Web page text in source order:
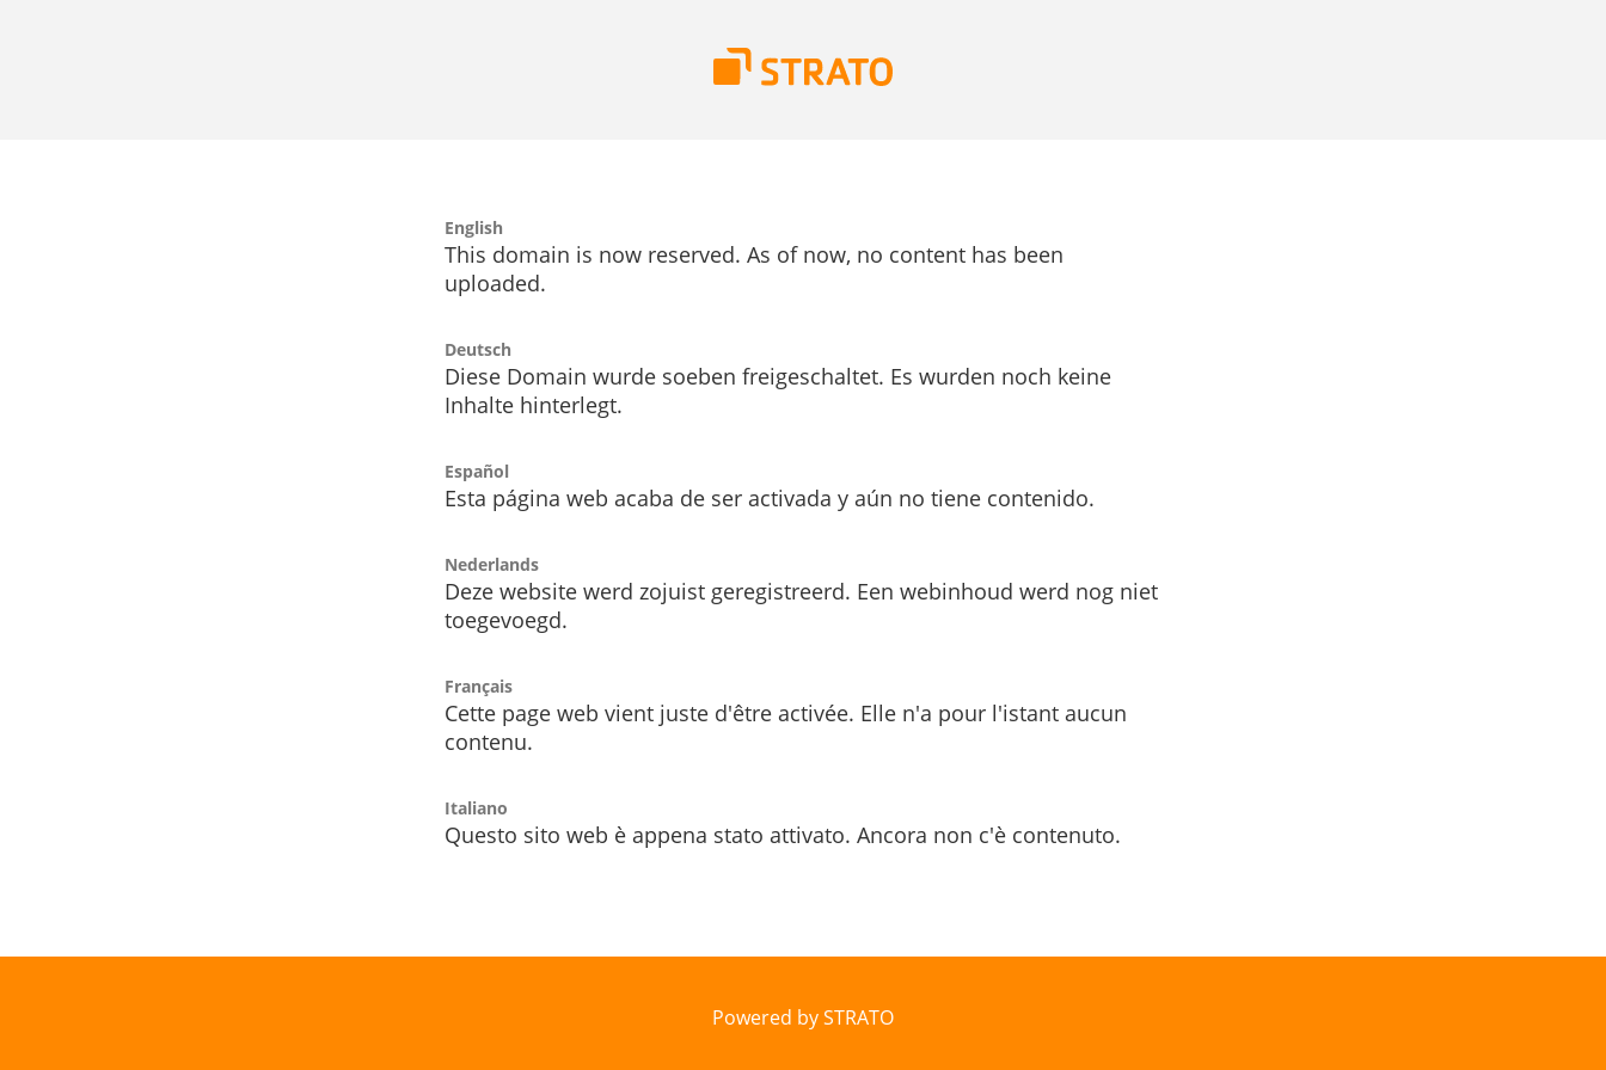
English
This domain is now reserved. As of now, no content has been
uploaded.
Deutsch
Diese Domain wurde soeben freigeschaltet. Es wurden noch keine
Inhalte hinterlegt.
Español
Esta página web acaba de ser activada y aún no tiene contenido.
Nederlands
Deze website werd zojuist geregistreerd. Een webinhoud werd nog niet
toegevoegd.
Français
Cette page web vient juste d'être activée. Elle n'a pour l'istant aucun
contenu.
Italiano
Questo sito web è appena stato attivato. Ancora non c'è contenuto.
Powered by STRATO